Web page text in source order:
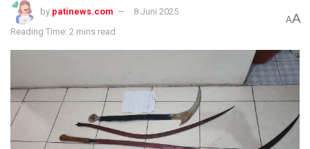
by patinews.com
8 Juni 2025
Reading Time: 2 mins read
AA